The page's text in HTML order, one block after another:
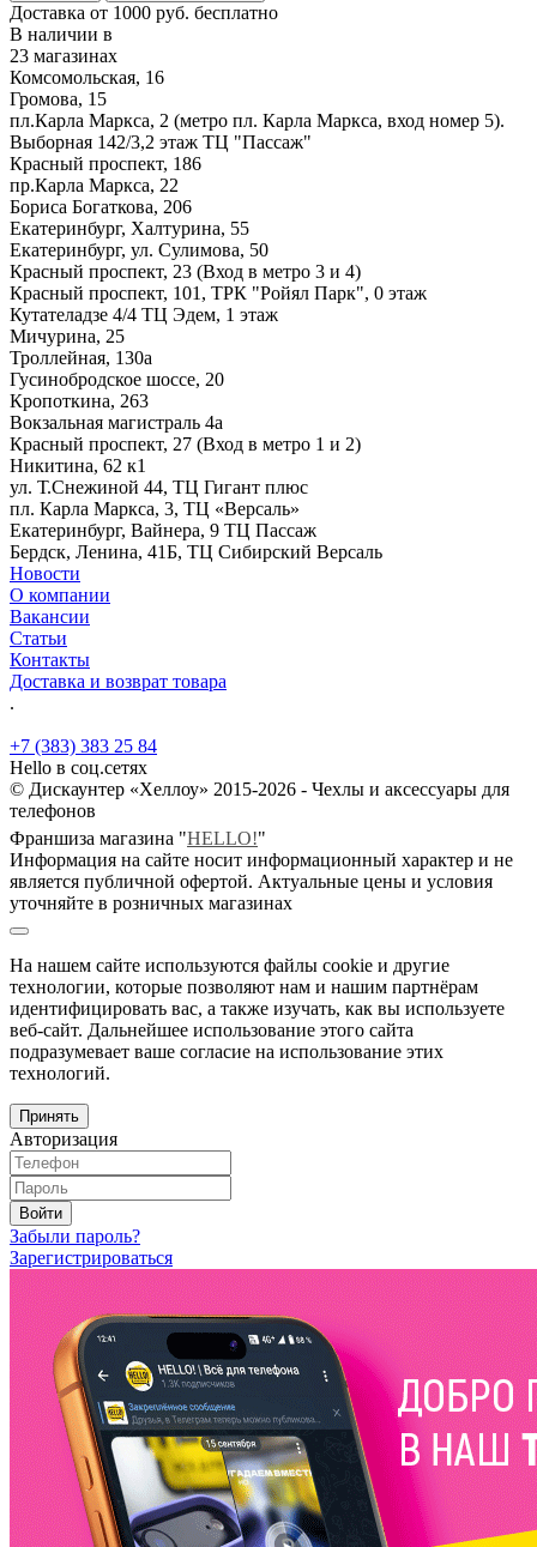
Доставка от 1000 руб. бесплатно
В наличии в
23 магазинах
Комсомольская, 16
Громова, 15
пл.Карла Маркса, 2 (метро пл. Карла Маркса, вход номер 5).
Выборная 142/3,2 этаж ТЦ "Пассаж"
Красный проспект, 186
пр.Карла Маркса, 22
Бориса Богаткова, 206
Екатеринбург, Халтурина, 55
Екатеринбург, ул. Сулимова, 50
Красный проспект, 23 (Вход в метро 3 и 4)
Красный проспект, 101, ТРК "Ройял Парк", 0 этаж
Кутателадзе 4/4 ТЦ Эдем, 1 этаж
Мичурина, 25
Троллейная, 130а
Гусинобродское шоссе, 20
Кропоткина, 263
Вокзальная магистраль 4а
Красный проспект, 27 (Вход в метро 1 и 2)
Никитина, 62 к1
ул. Т.Снежиной 44, ТЦ Гигант плюс
пл. Карла Маркса, 3, ТЦ «Версаль»
Екатеринбург, Вайнера, 9 ТЦ Пассаж
Бердск, Ленина, 41Б, ТЦ Сибирский Версаль
Новости
О компании
Вакансии
Статьи
Контакты
Доставка и возврат товара
.
+7 (383) 383 25 84
Hello в соц.сетях
© Дискаунтер «Хеллоу» 2015-2026 - Чехлы и аксессуары для
телефонов
Франшиза магазина "HELLO!"
Информация на сайте носит информационный характер и не
является публичной офертой. Актуальные цены и условия
уточняйте в розничных магазинах
На нашем сайте используются файлы cookie и другие
технологии, которые позволяют нам и нашим партнёрам
идентифицировать вас, а также изучать, как вы используете
веб-сайт. Дальнейшее использование этого сайта
подразумевает ваше согласие на использование этих
технологий.
Принять
Авторизация
Войти
Забыли пароль?
Зарегистрироваться